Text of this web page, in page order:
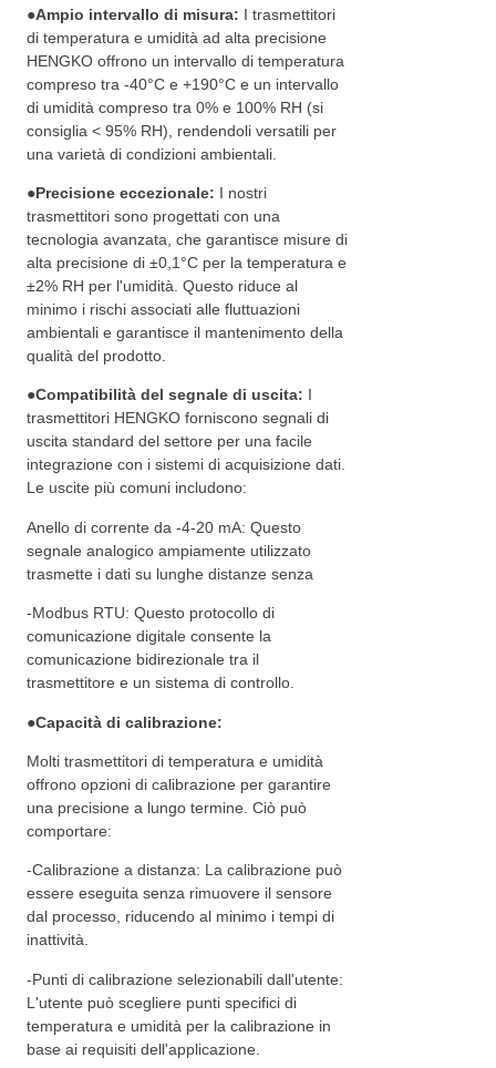
●Ampio intervallo di misura: I trasmettitori
di temperatura e umidità ad alta precisione
HENGKO offrono un intervallo di temperatura
compreso tra -40°C e +190°C e un intervallo
di umidità compreso tra 0% e 100% RH (si
consiglia < 95% RH), rendendoli versatili per
una varietà di condizioni ambientali.
●Precisione eccezionale: I nostri
trasmettitori sono progettati con una
tecnologia avanzata, che garantisce misure di
alta precisione di ±0,1°C per la temperatura e
±2% RH per l'umidità. Questo riduce al
minimo i rischi associati alle fluttuazioni
ambientali e garantisce il mantenimento della
qualità del prodotto.
●Compatibilità del segnale di uscita: I
trasmettitori HENGKO forniscono segnali di
uscita standard del settore per una facile
integrazione con i sistemi di acquisizione dati.
Le uscite più comuni includono:
Anello di corrente da -4-20 mA: Questo
segnale analogico ampiamente utilizzato
trasmette i dati su lunghe distanze senza
-Modbus RTU: Questo protocollo di
comunicazione digitale consente la
comunicazione bidirezionale tra il
trasmettitore e un sistema di controllo.
●Capacità di calibrazione:
Molti trasmettitori di temperatura e umidità
offrono opzioni di calibrazione per garantire
una precisione a lungo termine. Ciò può
comportare:
-Calibrazione a distanza: La calibrazione può
essere eseguita senza rimuovere il sensore
dal processo, riducendo al minimo i tempi di
inattività.
-Punti di calibrazione selezionabili dall'utente:
L'utente può scegliere punti specifici di
temperatura e umidità per la calibrazione in
base ai requisiti dell'applicazione.